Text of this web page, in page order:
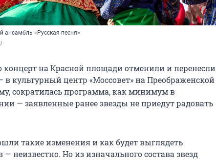
ансамбль «Русская песня»
концерт на Красной площади отменили и перенесли
культурный центр «Моссовет» на Преображенской
сократилась программа, как минимум в
— заявленные ранее звезды не приедут радовать
такие изменения и как будет выглядеть
неизвестно. Но из изначального состава звезд